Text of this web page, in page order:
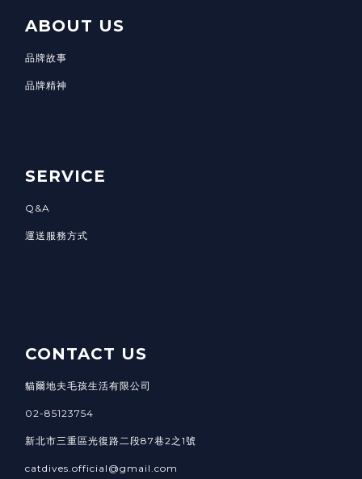
ABOUT US
品牌故事
品牌精神
SERVICE
Q&A
運送服務方式
CONTACT US
貓爾地夫毛孩生活有限公司
02-85123754
新北市三重區光復路二段87巷2之1號
catdives.official@gmail.com